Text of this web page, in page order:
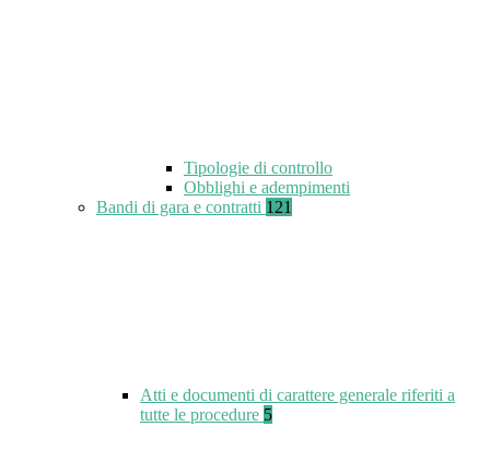
Tipologie di controllo
Obblighi e adempimenti
Bandi di gara e contratti 121
Atti e documenti di carattere generale riferiti a
tutte le procedure 5